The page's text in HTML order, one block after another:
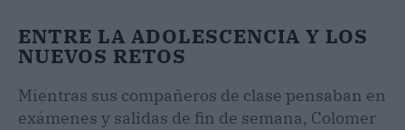
ENTRE LA ADOLESCENCIA Y LOS
NUEVOS RETOS
Mientras sus compañeros de clase pensaban en
exámenes y salidas de fin de semana, Colomer